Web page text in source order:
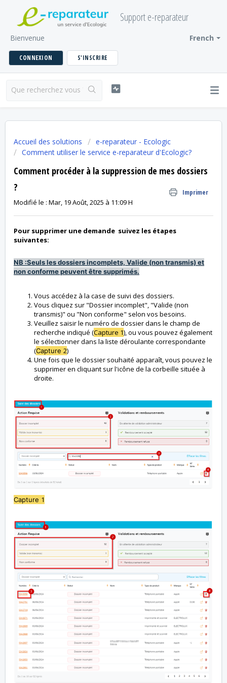
Support e-reparateur
French
Bienvenue
CONNEXION S'INSCRIRE
Accueil des solutions
e-reparateur - Ecologic
Comment utiliser le service e-reparateur d'Ecologic?
Comment procéder à la suppression de mes dossiers
?
Imprimer
Modifié le : Mar, 19 Août, 2025 à 11:09 H
Pour supprimer une demande suivez les étapes
suivantes:
NB :Seuls les dossiers incomplets, Valide (non transmis) et
non conforme peuvent être supprimés.
Vous accédez à la case de suivi des dossiers.
Vous cliquez sur "Dossier incomplet", "Valide (non
transmis)" ou "Non conforme" selon vos besoins.
Veuillez saisir le numéro de dossier dans le champ de
recherche indiqué (Capture 1), ou vous pouvez également
le sélectionner dans la liste déroulante correspondante
(Capture 2)
Une fois que le dossier souhaité apparaît, vous pouvez le
supprimer en cliquant sur l'icône de la corbeille située à
droite.
Capture 1